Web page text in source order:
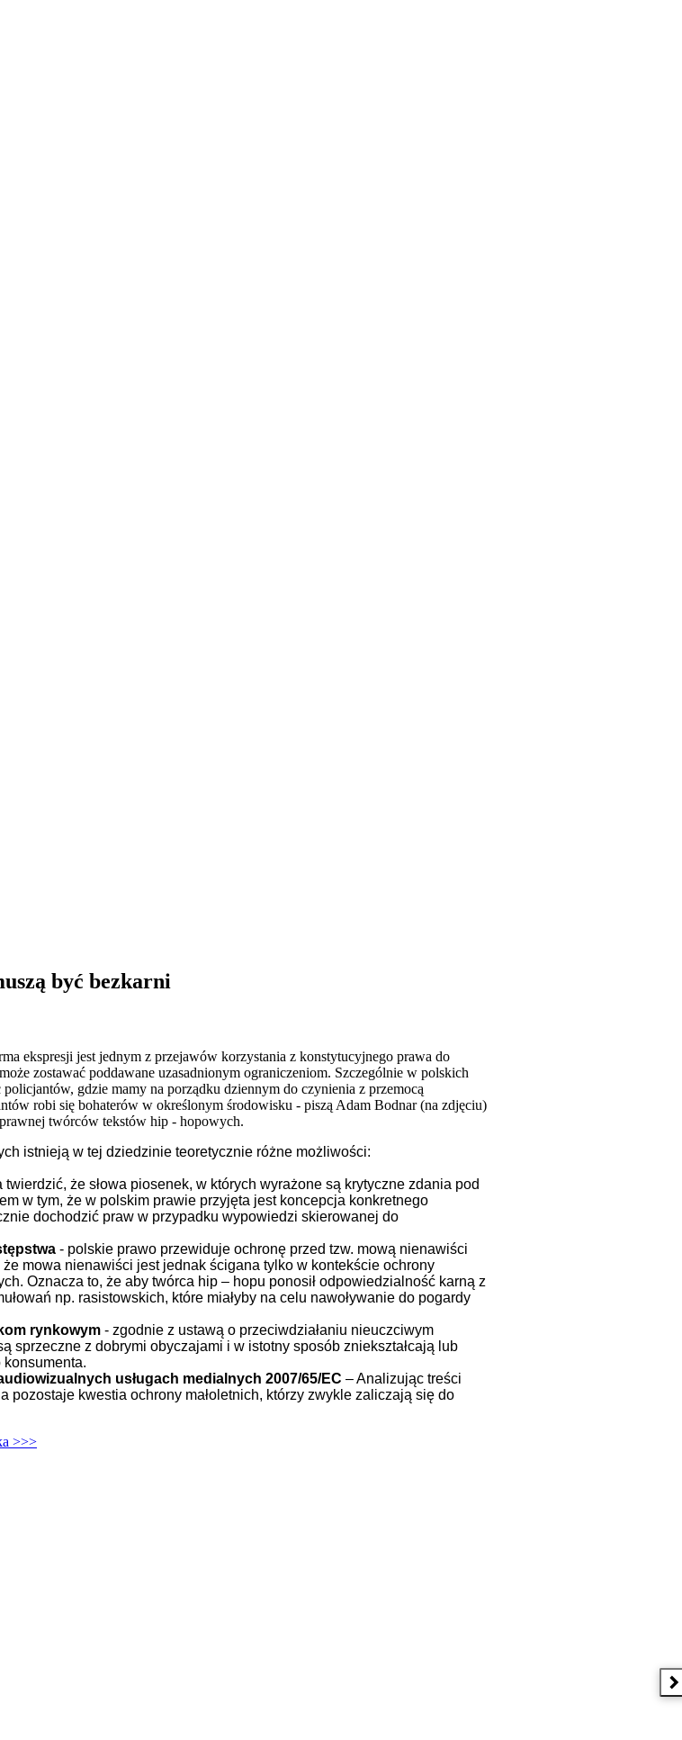
być bezkarni
ekspresji jest jednym z przejawów korzystania z konstytucyjnego prawa do
zostawać poddawane uzasadnionym ograniczeniom. Szczególnie w polskich
gdzie mamy na porządku dziennym do czynienia z przemocą
robi się bohaterów w określonym środowisku - piszą Adam Bodnar (na zdjęciu)
twórców tekstów hip - hopowych.
istnieją w tej dziedzinie teoretycznie różne możliwości:
twierdzić, że słowa piosenek, w których wyrażone są krytyczne zdania pod
w tym, że w polskim prawie przyjęta jest koncepcja konkretnego
dochodzić praw w przypadku wypowiedzi skierowanej do
- polskie prawo przewiduje ochronę przed tzw. mową nienawiści
mowa nienawiści jest jednak ścigana tylko w kontekście ochrony
Oznacza to, że aby twórca hip – hopu ponosił odpowiedzialność karną z
np. rasistowskich, które miałyby na celu nawoływanie do pogardy
rynkowym - zgodnie z ustawą o przeciwdziałaniu nieuczciwym
sprzeczne z dobrymi obyczajami i w istotny sposób zniekształcają lub
konsumenta.
usługach medialnych 2007/65/EC – Analizując treści
pozostaje kwestia ochrony małoletnich, którzy zwykle zaliczają się do
>>>